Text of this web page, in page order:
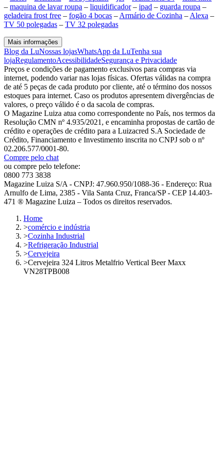
– maquina de lavar roupa – liquidificador– ipad – guarda roupa –
geladeira frost free – fogão 4 bocas – Armário de Cozinha – Alexa –
TV 50 polegadas – TV 32 polegadas
Mais informações
Blog da LuNossas lojasWhatsApp da LuTenha sua
lojaRegulamentoAcessibilidadeSegurança e Privacidade
Preços e condições de pagamento exclusivos para compras via
internet, podendo variar nas lojas físicas. Ofertas válidas na compra
de até 5 peças de cada produto por cliente, até o término dos nossos
estoques para internet. Caso os produtos apresentem divergências de
valores, o preço válido é o da sacola de compras.
O Magazine Luiza atua como correspondente no País, nos termos da
Resolução CMN nº 4.935/2021, e encaminha propostas de cartão de
crédito e operações de crédito para a Luizacred S.A Sociedade de
Crédito, Financiamento e Investimento inscrita no CNPJ sob o nº
02.206.577/0001-80.
Compre pelo chat
ou compre pelo telefone:
0800 773 3838
Magazine Luiza S/A - CNPJ: 47.960.950/1088-36 - Endereço: Rua
Arnulfo de Lima, 2385 - Vila Santa Cruz, Franca/SP - CEP 14.403-
471 ® Magazine Luiza – Todos os direitos reservados.
Home
>comércio e indústria
>Cozinha Industrial
>Refrigeração Industrial
>Cervejeira
>Cervejeira 324 Litros Metalfrio Vertical Beer Maxx
VN28TPB008